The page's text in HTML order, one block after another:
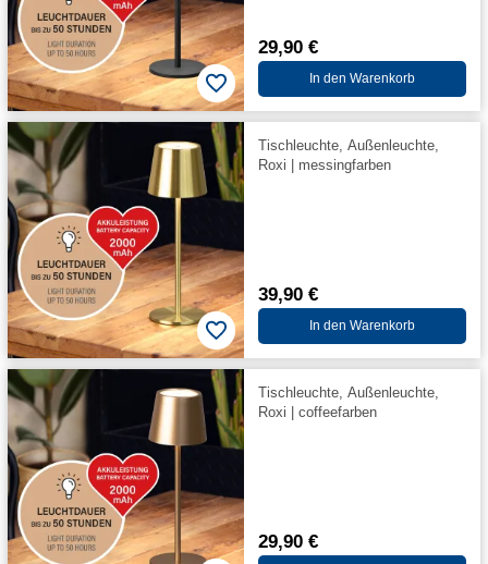
29,90 €
In den Warenkorb
Tischleuchte, Außenleuchte,
Roxi | messingfarben
39,90 €
In den Warenkorb
Tischleuchte, Außenleuchte,
Roxi | coffeefarben
29,90 €